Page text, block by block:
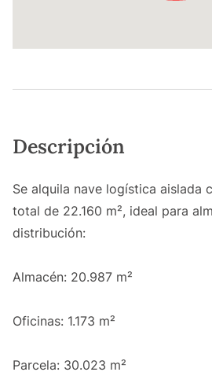
Descripción
Se alquila nave logística aislada
total de 22.160 m², ideal para
distribución:
Almacén: 20.987 m²
Oficinas: 1.173 m²
Parcela: 30.023 m²